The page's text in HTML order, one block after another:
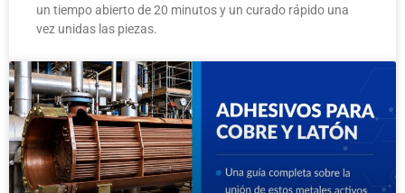
un tiempo abierto de 20 minutos y un curado rápido una
vez unidas las piezas.